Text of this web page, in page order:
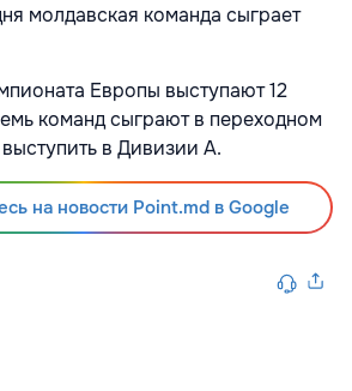
молдавская команда сыграет
Европы выступают 12
команд сыграют в переходном
в Дивизии А.
на новости Point.md в Google